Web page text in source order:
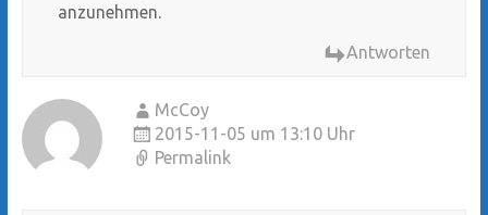
anzunehmen.
Antworten
McCoy
2015-11-05 um 13:10 Uhr
Permalink